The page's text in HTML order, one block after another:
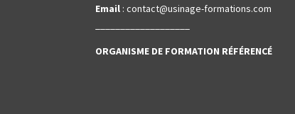
Email : contact@usinage-formations.com
ORGANISME DE FORMATION RÉFÉRENCÉ